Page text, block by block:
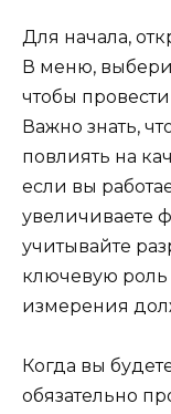
Для начала,
В меню,
чтобы
Важно знать,
повлиять на
если вы
увеличиваете
учитывайте
ключевую роль
измерения
Когда вы
обязательно